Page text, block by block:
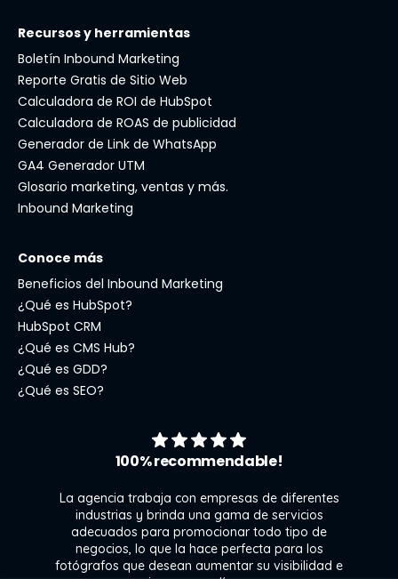
Recursos y herramientas
Boletín Inbound Marketing
Reporte Gratis de Sitio Web
Calculadora de ROI de HubSpot
Calculadora de ROAS de publicidad
Generador de Link de WhatsApp
GA4 Generador UTM
Glosario marketing, ventas y más.
Inbound Marketing
Conoce más
Beneficios del Inbound Marketing
¿Qué es HubSpot?
HubSpot CRM
¿Qué es CMS Hub?
¿Qué es GDD?
¿Qué es SEO?
100% recommendable!
La agencia trabaja con empresas de diferentes
industrias y brinda una gama de servicios
adecuados para promocionar todo tipo de
negocios, lo que la hace perfecta para los
fotógrafos que desean aumentar su visibilidad e